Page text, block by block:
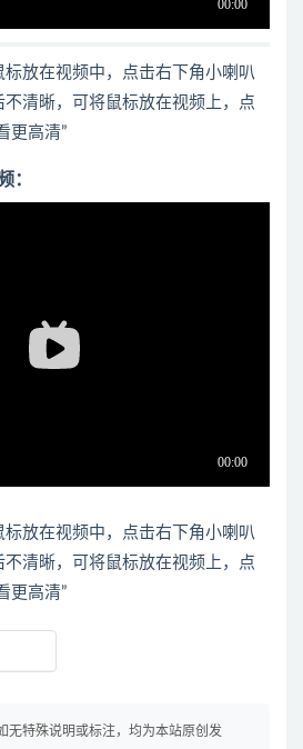
放在视频中，点击右下角小喇叭
不清晰，可将鼠标放在视频上，点
更高清”
：
放在视频中，点击右下角小喇叭
不清晰，可将鼠标放在视频上，点
更高清”
无特殊说明或标注，均为本站原创发